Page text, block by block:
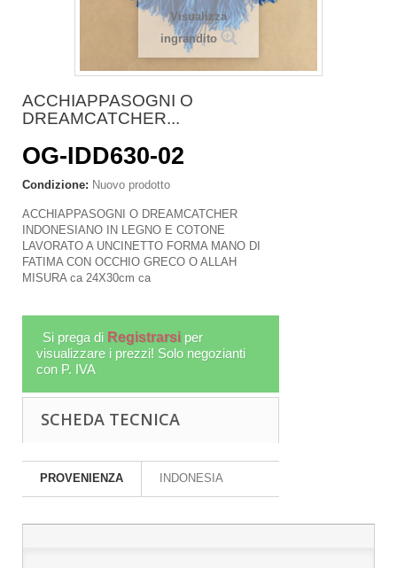
Visualizza
ingrandito
ACCHIAPPASOGNI O
DREAMCATCHER...
OG-IDD630-02
Condizione: Nuovo prodotto
ACCHIAPPASOGNI O DREAMCATCHER
INDONESIANO IN LEGNO E COTONE
LAVORATO A UNCINETTO FORMA MANO DI
FATIMA CON OCCHIO GRECO O ALLAH
MISURA ca 24X30cm ca
Si prega di Registrarsi per
visualizzare i prezzi! Solo negozianti
con P. IVA
SCHEDA TECNICA
PROVENIENZA INDONESIA